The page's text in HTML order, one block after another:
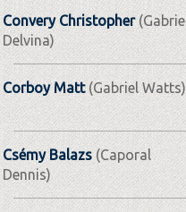
Convery Christopher(Gabriel
Delvina)
Corboy Matt(Gabriel Watts)
Csémy Balazs(Caporal
Dennis)